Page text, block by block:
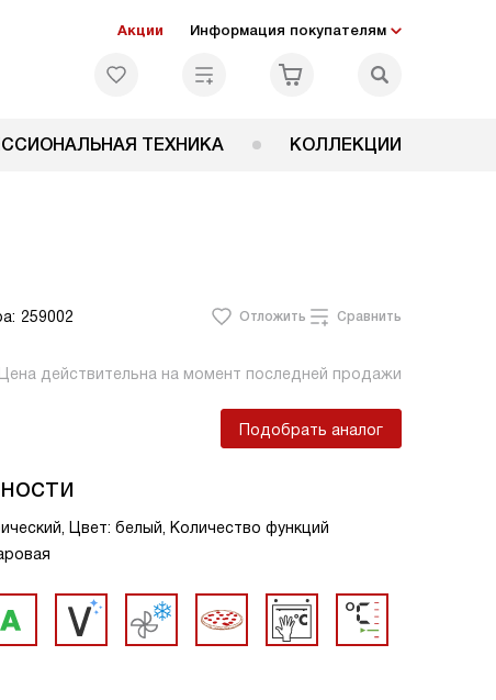
Акции Информация покупателям
ТЕХНИКА КОЛЛЕКЦИИ
259002 Отложить Сравнить
Цена действительна на момент последней продажи
Подобрать аналог
Цвет: белый, Количество функций